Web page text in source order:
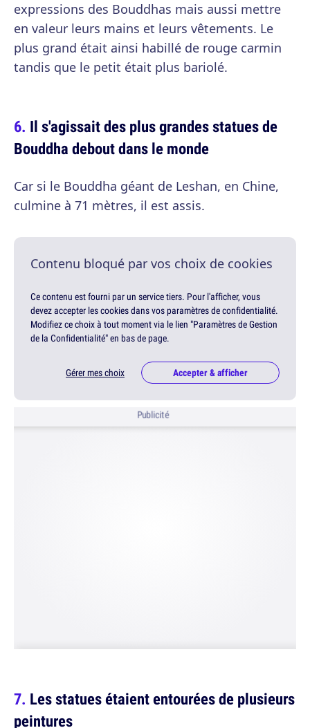
expressions des Bouddhas mais aussi mettre
en valeur leurs mains et leurs vêtements. Le
plus grand était ainsi habillé de rouge carmin
tandis que le petit était plus bariolé.
Il s'agissait des plus grandes statues de
Bouddha debout dans le monde
Car si le Bouddha géant de Leshan, en Chine,
culmine à 71 mètres, il est assis.
Contenu bloqué par vos choix de cookies
Ce contenu est fourni par un service tiers. Pour l'afficher, vous
devez accepter les cookies dans vos paramètres de confidentialité.
Modifiez ce choix à tout moment via le lien "Paramètres de Gestion
de la Confidentialité" en bas de page.
Gérer mes choix Accepter & afficher
Publicité
Les statues étaient entourées de plusieurs
peintures